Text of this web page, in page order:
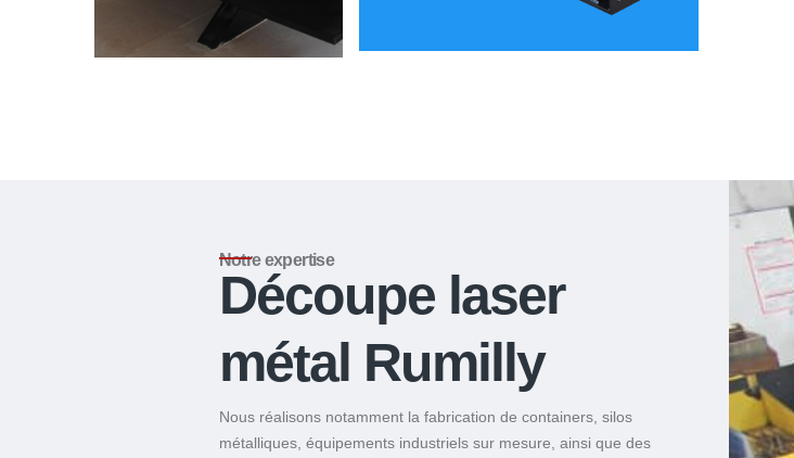
Notre expertise
Découpe laser
métal Rumilly
Nous réalisons notamment la fabrication de containers, silos
métalliques, équipements industriels sur mesure, ainsi que des